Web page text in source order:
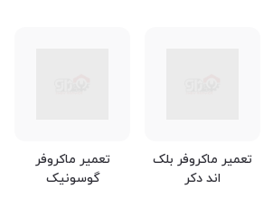
تعمیر ماکروفر بلک
اند دکر
تعمیر ماکروفر
گوسونیک